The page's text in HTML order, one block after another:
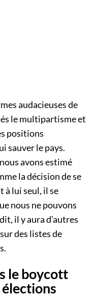
audacieuses de
le multipartisme et
positions
sauver le pays.
avons estimé
la décision de se
à lui seul, il se
nous ne pouvons
il y aura d’autres
des listes de
le boycott